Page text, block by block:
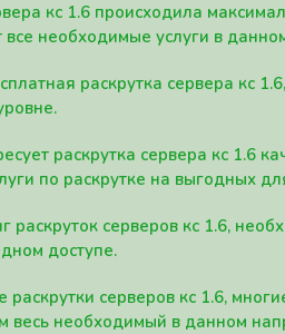
кс 1.6 происходила
все необходимые услуги в
раскрутка сервера кс
раскрутка сервера кс 1.6
по раскрутке на выгодных
раскруток серверов кс 1.6,
доступе.
серверов кс 1.6,
весь необходимый в данном